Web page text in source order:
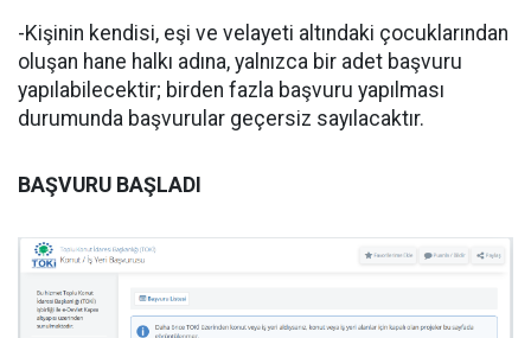
-Kişinin kendisi, eşi ve velayeti altındaki çocuklarından
oluşan hane halkı adına, yalnızca bir adet başvuru
yapılabilecektir; birden fazla başvuru yapılması
durumunda başvurular geçersiz sayılacaktır.
BAŞVURU BAŞLADI